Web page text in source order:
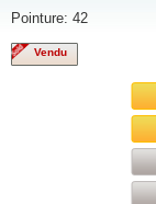
Pointure: 42
Vendu